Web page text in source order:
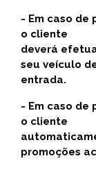
- Em caso
o cliente
deverá
seu veículo
entrada.
- Em caso de
o cliente
promoções